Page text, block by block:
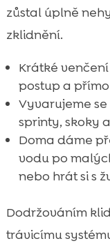
zůstal úplně
zklidnění.
Krátké
postup a
Vyvarujeme
sprinty, skoky
Doma dáme
vodu po
nebo hrát si s
Dodržováním
trávicímu